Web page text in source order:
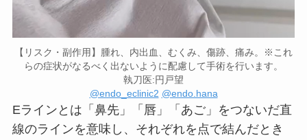
【リスク・副作用】腫れ、内出血、むくみ、傷跡、痛み。※これ
らの症状がなるべく出ないように配慮して手術を行います。
執刀医:円戸望
@endo_eclinic2 @endo.hana
Eラインとは「鼻先」「唇」「あご」をつないだ直
線のラインを意味し、それぞれを点で結んだとき